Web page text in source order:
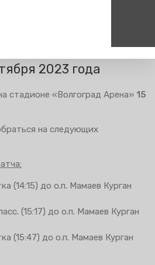
Туризм
Самостоятельные
«Ротор – Волга»
2023 года
стадионе «Волгоград Арена» 15
на следующих
(14:15) до о.п. Мамаев Курган
(15:17) до о.п. Мамаев Курган
(15:47) до о.п. Мамаев Курган